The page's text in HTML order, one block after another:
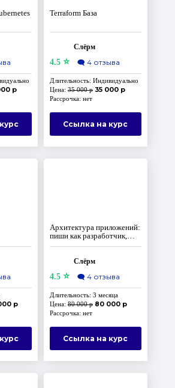
р
Terraform База
Слёрм
4.5 ⭐ 🗨️ 4 отзыва
Длительность: Индивидуально
Цена: 35 000 р 35 000 р
Рассрочка: нет
Ссылка на курс
р
Архитектура приложений:
пиши как разработчик,
думай как архитектор
Слёрм
4.5 ⭐ 🗨️ 4 отзыва
Длительность: 3 месяца
Цена: 80 000 р 80 000 р
Рассрочка: нет
Ссылка на курс